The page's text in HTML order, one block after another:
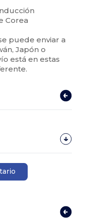
Corea
puede enviar a
Japón o
está en estas